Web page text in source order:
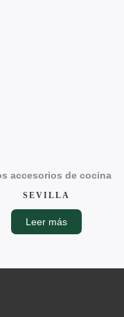
accesorios de cocina
SEVILLA
Leer más